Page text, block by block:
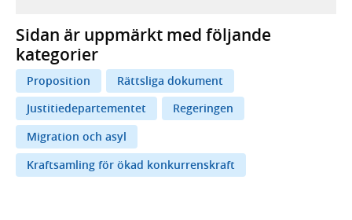
Sidan är uppmärkt med följande
kategorier
Proposition
Rättsliga dokument
Justitiedepartementet
Regeringen
Migration och asyl
Kraftsamling för ökad konkurrenskraft